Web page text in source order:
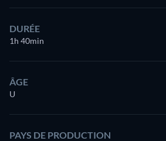
DURÉE
1h 40min
ÂGE
U
PAYS DE PRODUCTION